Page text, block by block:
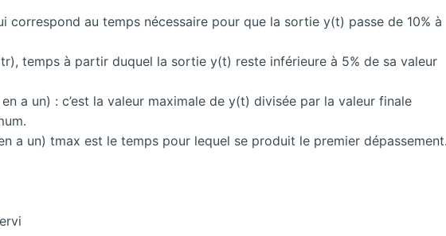
correspond au temps nécessaire pour que la sortie y(t) passe de 10% à
temps à partir duquel la sortie y(t) reste inférieure à 5% de sa valeur
a un) : c’est la valeur maximale de y(t) divisée par la valeur finale
a un) tmax est le temps pour lequel se produit le premier dépassement.